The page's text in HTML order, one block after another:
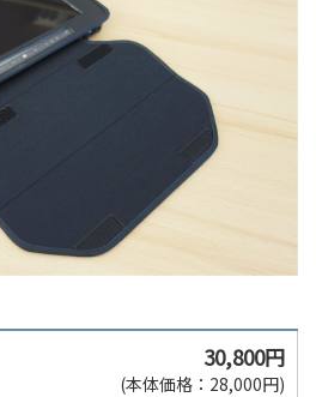
30,800円
(本体価格：28,000円)